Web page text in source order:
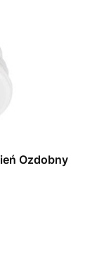
Ozdobny